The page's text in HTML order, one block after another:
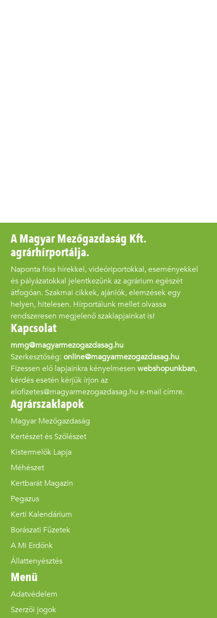
A Magyar Mezőgazdaság Kft.
agrárhírportálja.
Naponta friss hírekkel, videóriportokkal, eseményekkel
és pályázatokkal jelentkezünk az agrárium egészét
átfogóan. Szakmai cikkek, ajánlók, elemzések egy
helyen, hitelesen. Hírportálunk mellet olvassa
rendszeresen megjelenő szaklapjainkat is!
Kapcsolat
mmg@magyarmezogazdasag.hu
Szerkesztőség:online@magyarmezogazdasag.hu
Fizessen elő lapjainkra kényelmesenwebshopunkban,
kérdés esetén kérjük írjon az
elofizetes@magyarmezogazdasag.hu e-mail címre.
Agrárszaklapok
Magyar Mezőgazdaság
Kertészet és Szőlészet
Kistermelők Lapja
Méhészet
Kertbarát Magazin
Pegazus
Kerti Kalendárium
Borászati Füzetek
A Mi Erdőnk
Állattenyésztés
Menü
Adatvédelem
Szerzői jogok